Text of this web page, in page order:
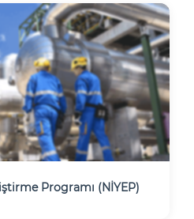
Programı (NİYEP)